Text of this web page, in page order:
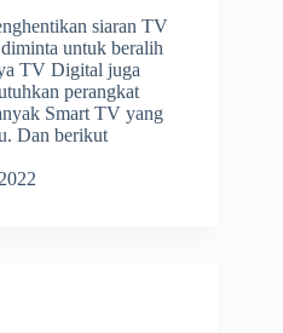
siaran TV
untuk beralih
TV Digital juga
perangkat
Smart TV yang
Dan berikut